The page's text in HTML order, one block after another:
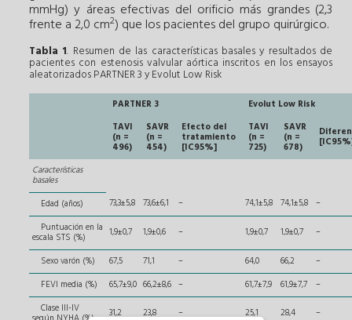
mmHg) y áreas efectivas del orificio más grandes (2,3
frente a 2,0 cm2) que los pacientes del grupo quirúrgico.
Tabla 1. Resumen de las características basales y resultados de
pacientes con estenosis valvular aórtica inscritos en los ensayos
aleatorizados PARTNER 3 y Evolut Low Risk
PARTNER 3
Evolut Low Risk
TAVI
(n =
496)
SAVR
(n =
454)
Efecto del
tratamiento
[IC95%]
TAVI
(n =
725)
SAVR
(n =
678)
Características
basales
Edad (años)
73,3±5,8 73,6±6,1 – 74,1±5,8 74,1±5,8 –
Puntuación en la
escala STS (%) 1,9±0,7 1,9±0,6 – 1,9±0,7 1,9±0,7 –
Sexo varón (%) 67,5 71,1 – 64,0 66,2
–
FEVI media (%)
65,7±9,0 66,2±8,6 – 61,7±7,9 61,9±7,7
–
Clase III-IV
31,2 23,8 – 25,1 28,4 –